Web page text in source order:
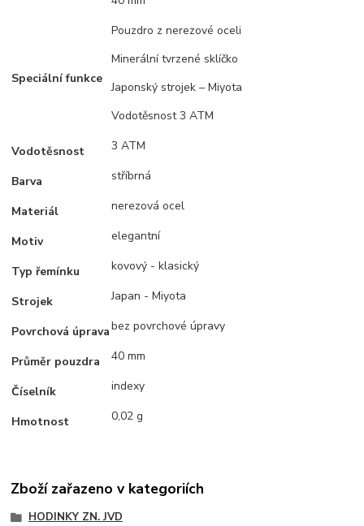
Speciální funkce
Pouzdro z nerezové oceli
Minerální tvrzené sklíčko
Japonský strojek – Miyota
Vodotěsnost 3 ATM
Vodotěsnost 3 ATM
Barva stříbrná
Materiál nerezová ocel
Motiv elegantní
Typ řemínku kovový - klasický
Strojek Japan - Miyota
Povrchová úpravabez povrchové úpravy
Průměr pouzdra 40 mm
Číselník indexy
Hmotnost 0,02 g
Zboží zařazeno v kategoriích
HODINKY ZN. JVD